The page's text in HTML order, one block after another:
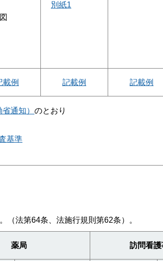
別紙1
載例 記載例 記載例
通知） のとおり
基準
（法第64条、法施行規則第62条）。
薬局 訪問看